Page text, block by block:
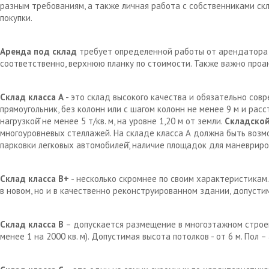
разным требованиям, а также личная работа с собственниками
покупки.
Аренда под склад требует определенной работы от
соответственно, верхнюю планку по стоимости. Также важно
Склад класса А - это склад высокого качества и обязательно
прямоугольник, без колонн или с шагом колонн не менее 9 м и
нагрузкой̆ не менее 5 т/кв. м, на уровне 1,20 м от земли.
многоуровневых стеллажей. На складе класса А должна быть
парковки легковых автомобилей̆, наличие площадок для
Склад класса В+ - несколько скромнее по своим
в новом, но и в качественно реконструированном здании,
Склад класса В – допускается размещение в многоэтажном
менее 1 на 2000 кв. м). Допустимая высота потолков - от 6 м. Пол